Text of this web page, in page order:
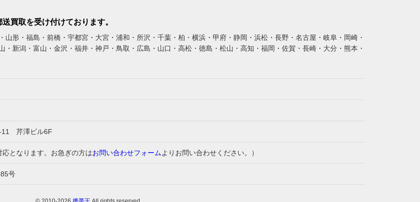
買取を受け付けております。
山形・福島・前橋・宇都宮・大宮・浦和・所沢・千葉・柏・横浜・甲府・静岡・浜松・長野・名古屋・岐阜・岡崎・
・新潟・富山・金沢・福井・神戸・鳥取・広島・山口・高松・徳島・松山・高知・福岡・佐賀・長崎・大分・熊本・
11 芹澤ビル6F
となります。お急ぎの方はお問い合わせフォームよりお問い合わせください。）
号